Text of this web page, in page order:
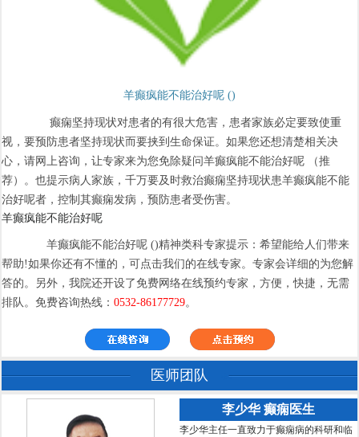
羊癫疯能不能治好呢 ()
癫痫坚持现状对患者的有很大危害，患者家族必定要致使重
视，要预防患者坚持现状而要挟到生命保证。如果您还想清楚相关决
心，请网上咨询，让专家来为您免除疑问羊癫疯能不能治好呢 （推
荐）。也提示病人家族，千万要及时救治癫痫坚持现状患羊癫疯能不能
治好呢者，控制其癫痫发病，预防患者受伤害。
羊癫疯能不能治好呢
羊癫疯能不能治好呢 ()精神类科专家提示：希望能给人们带来
帮助!如果你还有不懂的，可点击我们的在线专家。专家会详细的为您解
答的。另外，我院还开设了免费网络在线预约专家，方便，快捷，无需
排队。免费咨询热线：0532-86177729。
医师团队
李少华 癫痫医生
李少华主任一直致力于癫痫病的科研和临